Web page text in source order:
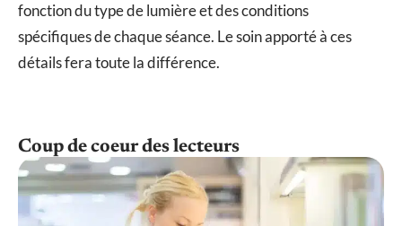
fonction du type de lumière et des conditions
spécifiques de chaque séance. Le soin apporté à ces
détails fera toute la différence.
Coup de coeur des lecteurs